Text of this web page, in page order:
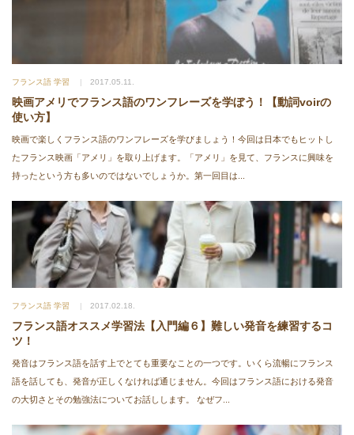
フランス語 学習 2017.05.11.
映画アメリでフランス語のワンフレーズを学ぼう！【動詞voirの
使い方】
映画で楽しくフランス語のワンフレーズを学びましょう！今回は日本でもヒットし
たフランス映画「アメリ」を取り上げます。「アメリ」を見て、フランスに興味を
持ったという方も多いのではないでしょうか。第一回目は...
フランス語 学習 2017.02.18.
フランス語オススメ学習法【入門編６】難しい発音を練習するコ
ツ！
発音はフランス語を話す上でとても重要なことの一つです。いくら流暢にフランス
語を話しても、発音が正しくなければ通じません。今回はフランス語における発音
の大切さとその勉強法についてお話しします。 なぜフ...